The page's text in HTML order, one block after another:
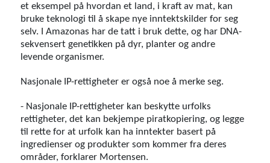
et eksempel på hvordan et land, i kraft av mat, kan
bruke teknologi til å skape nye inntektskilder for seg
selv. I Amazonas har de tatt i bruk dette, og har DNA-
sekvensert genetikken på dyr, planter og andre
levende organismer.
Nasjonale IP-rettigheter er også noe å merke seg.
- Nasjonale IP-rettigheter kan beskytte urfolks
rettigheter, det kan bekjempe piratkopiering, og legge
til rette for at urfolk kan ha inntekter basert på
ingredienser og produkter som kommer fra deres
områder, forklarer Mortensen.